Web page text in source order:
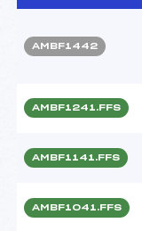
AMBF1442
AMBF1241.FFS
AMBF1141.FFS
AMBF1041.FFS